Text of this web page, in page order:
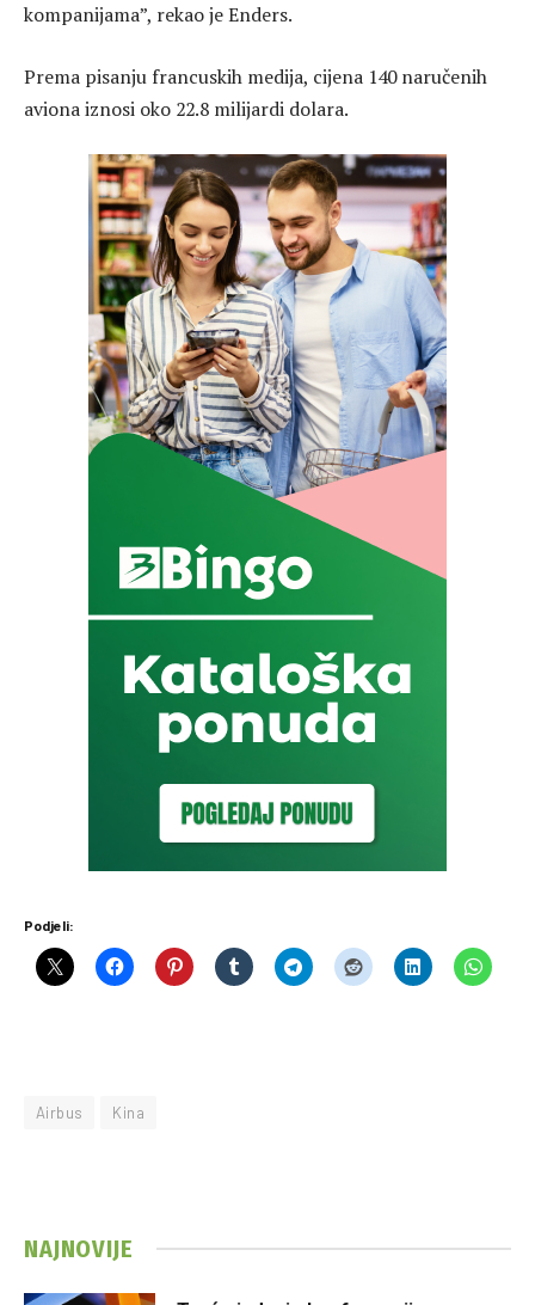
kompanijama”, rekao je Enders.
Prema pisanju francuskih medija, cijena 140 naručenih
aviona iznosi oko 22.8 milijardi dolara.
Podjeli:
Airbus Kina
NAJNOVIJE